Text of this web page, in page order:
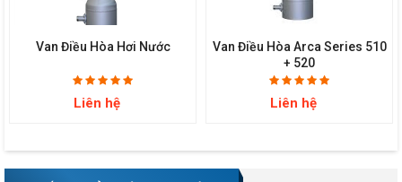
Van Điều Hòa Hơi Nước
Liên hệ
Van Điều Hòa Arca Series 510
+ 520
Liên hệ